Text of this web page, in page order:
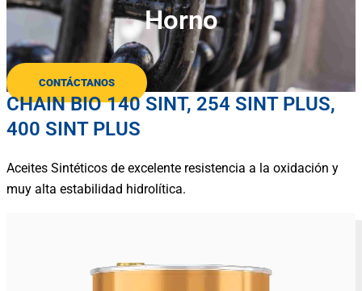
Horno
CONTÁCTANOS
CHAIN BIO 140 SINT, 254 SINT PLUS,
400 SINT PLUS
Aceites Sintéticos de excelente resistencia a la oxidación y
muy alta estabilidad hidrolítica.